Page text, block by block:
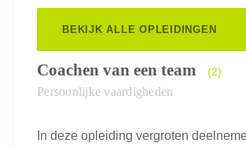
BEKIJK ALLE OPLEIDINGEN
Coachen van een team (2)
Persoonlijke vaardigheden
In deze opleiding vergroten